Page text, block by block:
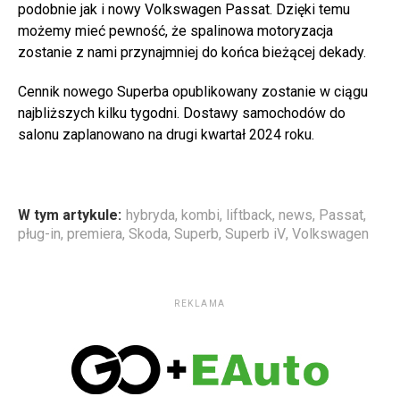
podobnie jak i nowy Volkswagen Passat. Dzięki temu
możemy mieć pewność, że spalinowa motoryzacja
zostanie z nami przynajmniej do końca bieżącej dekady.
Cennik nowego Superba opublikowany zostanie w ciągu
najbliższych kilku tygodni. Dostawy samochodów do
salonu zaplanowano na drugi kwartał 2024 roku.
W tym artykule: hybryda, kombi, liftback, news, Passat,
pług-in, premiera, Skoda, Superb, Superb iV, Volkswagen
REKLAMA